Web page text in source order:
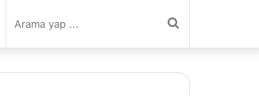
yap